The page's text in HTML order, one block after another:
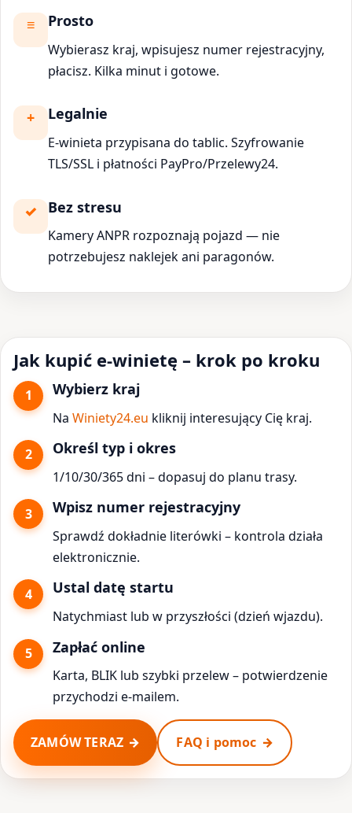
Prosto
Wybierasz kraj, wpisujesz numer rejestracyjny,
płacisz. Kilka minut i gotowe.
Legalnie
E-winieta przypisana do tablic. Szyfrowanie
TLS/SSL i płatności PayPro/Przelewy24.
Bez stresu
Kamery ANPR rozpoznają pojazd — nie
potrzebujesz naklejek ani paragonów.
Jak kupić e-winietę – krok po kroku
Wybierz kraj
Na Winiety24.eu kliknij interesujący Cię kraj.
Określ typ i okres
1/10/30/365 dni – dopasuj do planu trasy.
Wpisz numer rejestracyjny
Sprawdź dokładnie literówki – kontrola działa
elektronicznie.
Ustal datę startu
Natychmiast lub w przyszłości (dzień wjazdu).
Zapłać online
Karta, BLIK lub szybki przelew – potwierdzenie
przychodzi e-mailem.
ZAMÓW TERAZ FAQ i pomoc